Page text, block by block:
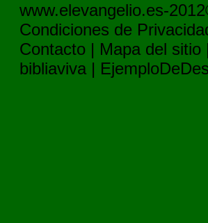
www.elevangelio.es-
Condiciones de
Contacto | Mapa del sitio |
bibliaviva |